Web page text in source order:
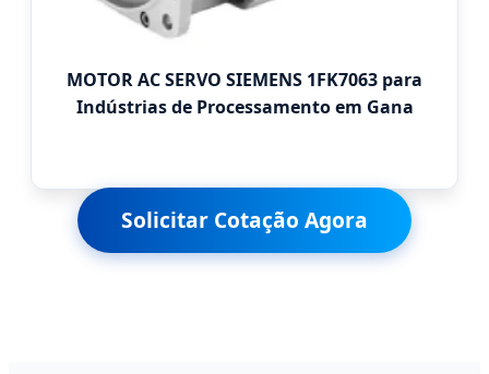
MOTOR AC SERVO SIEMENS 1FK7063 para
Indústrias de Processamento em Gana
Solicitar Cotação Agora